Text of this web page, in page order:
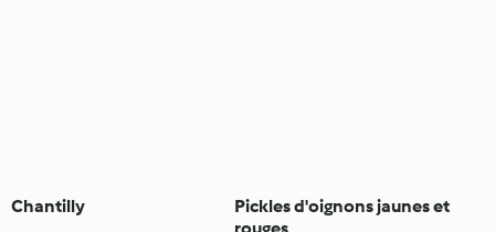
Chantilly
Pickles d'oignons jaunes et
rouges